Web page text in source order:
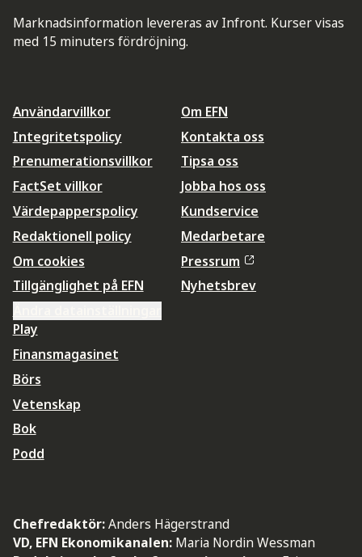
Marknadsinformation levereras av Infront. Kurser visas
med 15 minuters fördröjning.
Användarvillkor
Integritetspolicy
Prenumerationsvillkor
FactSet villkor
Värdepapperspolicy
Redaktionell policy
Om cookies
Tillgänglighet på EFN
Om EFN
Kontakta oss
Tipsa oss
Jobba hos oss
Kundservice
Medarbetare
Pressrum
Nyhetsbrev
Play
Finansmagasinet
Börs
Vetenskap
Bok
Podd
Chefredaktör:Anders Hägerstrand
VD, EFN Ekonomikanalen: Maria Nordin Wessman